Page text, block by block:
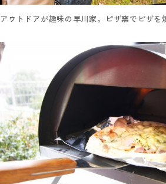
アウトドアが趣味の早川家。ピザ窯でピザを